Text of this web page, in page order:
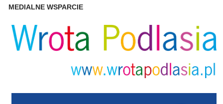
MEDIALNE WSPARCIE